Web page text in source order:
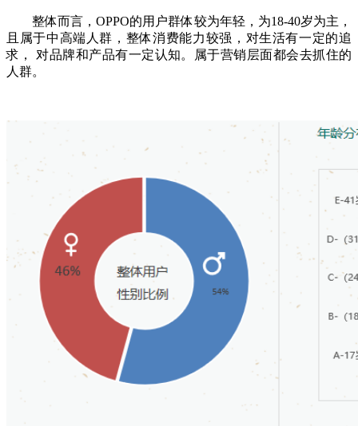
整体而言，OPPO的用户群体较为年轻，为18-40岁为主，
且属于中高端人群，整体消费能力较强，对生活有一定的追
求， 对品牌和产品有一定认知。属于营销层面都会去抓住的
人群。